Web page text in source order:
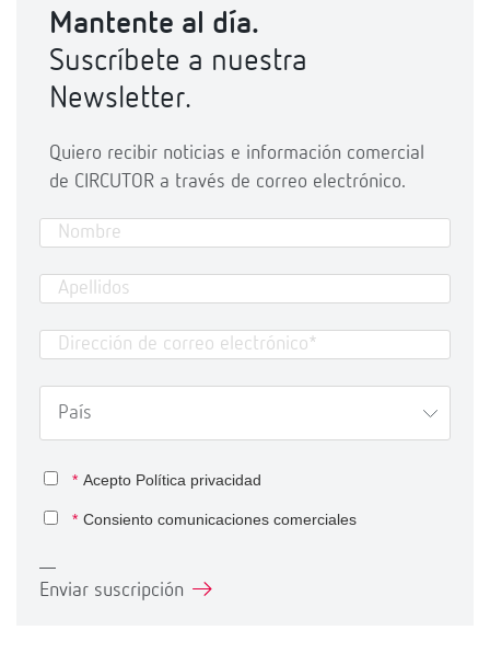
Mantente al día.
Suscríbete a nuestra
Newsletter.
Quiero recibir noticias e información comercial
de CIRCUTOR a través de correo electrónico.
* Acepto Política privacidad
* Consiento comunicaciones comerciales
Enviar suscripción